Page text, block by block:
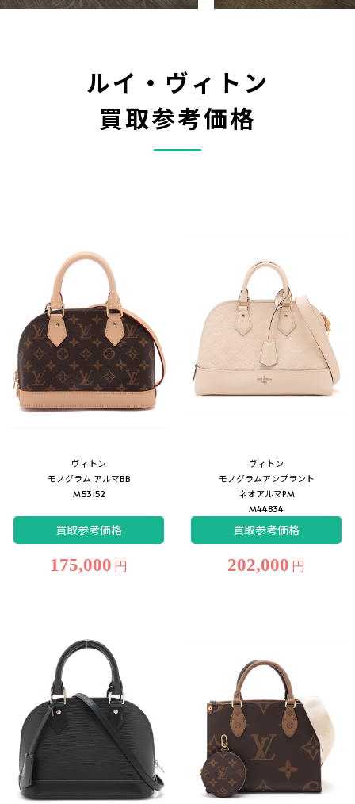
ルイ・ヴィトン
買取参考価格
ヴィトン
モノグラム アルマBB
M53152
買取参考価格
175,000 円
ヴィトン
モノグラムアンプラント
ネオアルマPM
M44834
買取参考価格
202,000 円